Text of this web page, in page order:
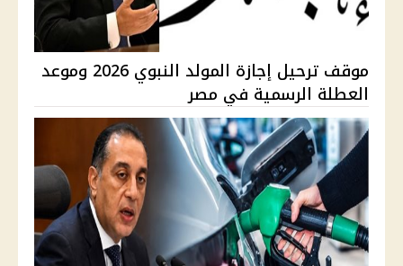
موقف ترحيل إجازة المولد النبوي 2026 وموعد
العطلة الرسمية في مصر